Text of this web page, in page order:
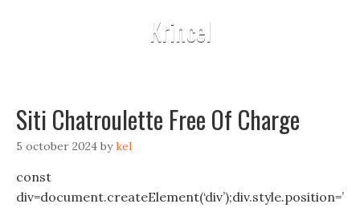
Krincel
Siti Chatroulette Free Of Charge
5 october 2024 bykel
const